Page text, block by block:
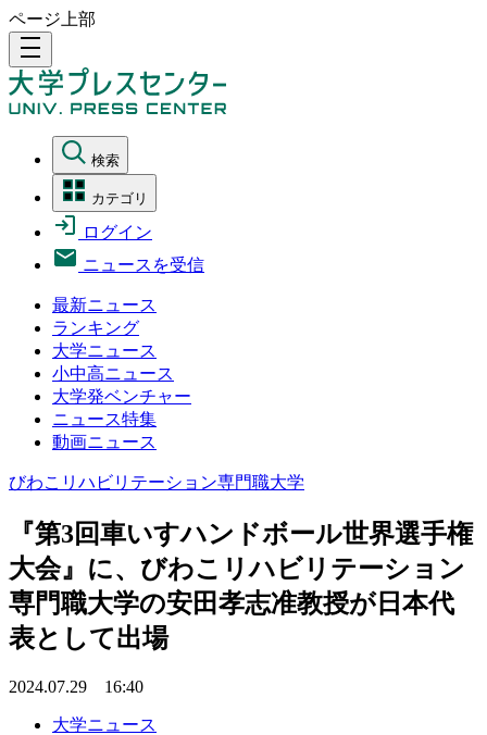
ページ上部
density_medium
検索
カテゴリ
ログイン
ニュースを受信
最新ニュース
ランキング
大学ニュース
小中高ニュース
大学発ベンチャー
ニュース特集
動画ニュース
びわこリハビリテーション専門職大学
『第3回車いすハンドボール世界選手権
大会』に、びわこリハビリテーション
専門職大学の安田孝志准教授が日本代
表として出場
2024.07.29 16:40
大学ニュース